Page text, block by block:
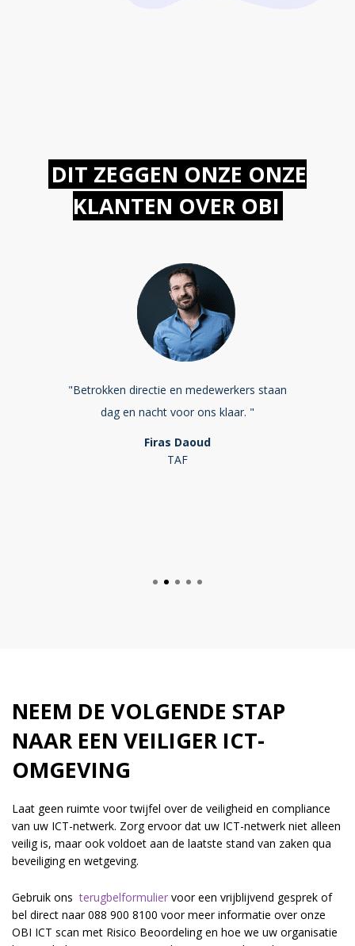
DIT ZEGGEN ONZE ONZE
KLANTEN OVER OBI
"Betrokken directie en medewerkers staan
dag en nacht voor ons klaar. "
Firas Daoud
TAF
NEEM DE VOLGENDE STAP
NAAR EEN VEILIGER ICT-
OMGEVING
Laat geen ruimte voor twijfel over de veiligheid en compliance
van uw ICT-netwerk. Zorg ervoor dat uw ICT-netwerk niet alleen
veilig is, maar ook voldoet aan de laatste stand van zaken qua
beveiliging en wetgeving.
Gebruik onsterugbelformulier voor een vrijblijvend gesprek of
bel direct naar 088 900 8100 voor meer informatie over onze
OBI ICT scan met Risico Beoordeling en hoe we uw organisatie